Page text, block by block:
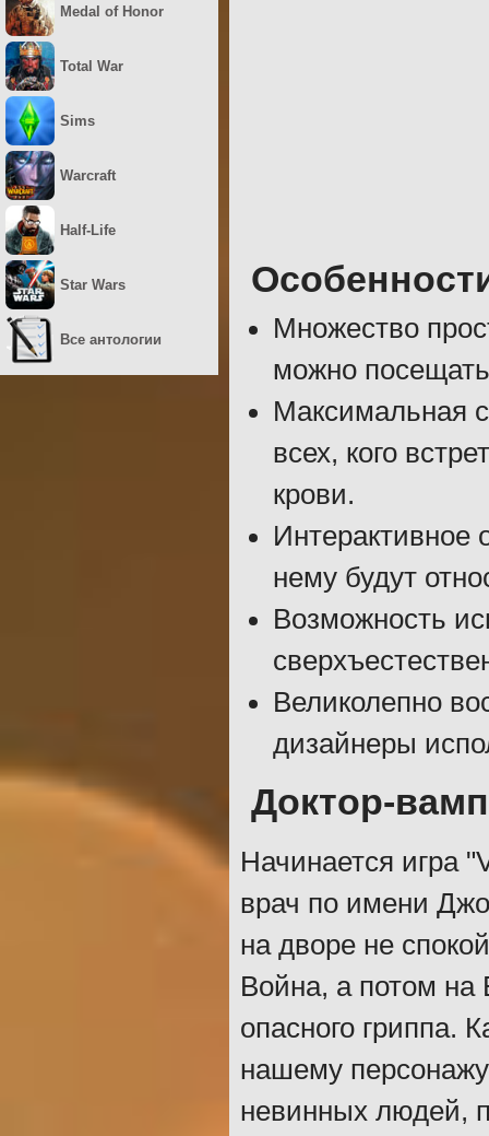
Множество
можно
Максимальная
всех, кого
крови.
Интерактивное
нему будут
Возможность
Великолепно
дизайнеры
Доктор-
Начинается игра
врач по имени
на дворе не
Война, а потом на
опасного гриппа.
нашему
невинных людей,
Medal of Honor
Total War
Sims
Warcraft
Half-Life
Star Wars
Все антологии